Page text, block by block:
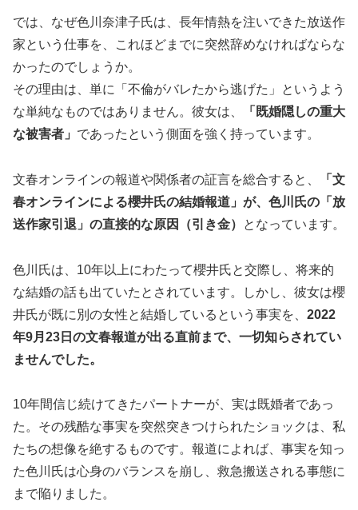
では、なぜ色川奈津子氏は、長年情熱を注いできた放送作
家という仕事を、これほどまでに突然辞めなければならな
かったのでしょうか。
その理由は、単に「不倫がバレたから逃げた」というよう
な単純なものではありません。彼女は、
「既婚隠しの重大
な被害者」 であったという側面を強く持っています。
文春オンラインの報道や関係者の証言を総合すると、
「文
春オンラインによる櫻井氏の結婚報道」が、色川氏の「放
送作家引退」の直接的な原因（引き金）
となっています。
色川氏は、10年以上にわたって櫻井氏と交際し、将来的
な結婚の話も出ていたとされています。しかし、彼女は櫻
井氏が既に別の女性と結婚しているという事実を、 2022
年9月23日の文春報道が出る直前まで、一切知らされてい
ませんでした。
10年間信じ続けてきたパートナーが、実は既婚者であっ
た。その残酷な事実を突然突きつけられたショックは、私
たちの想像を絶するものです。報道によれば、事実を知っ
た色川氏は心身のバランスを崩し、救急搬送される事態に
まで陥りました。